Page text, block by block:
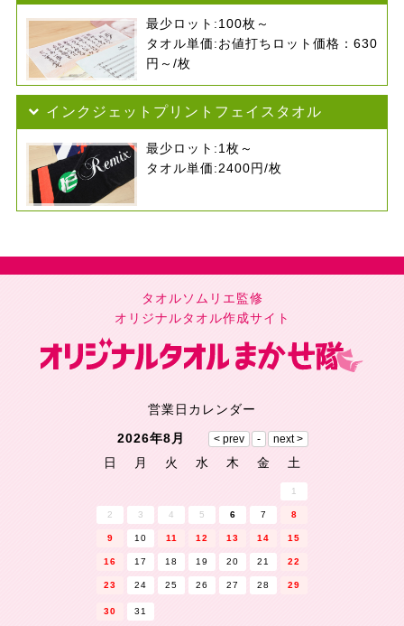
最少ロット:100枚～
タオル単価:お値打ちロット価格：630
円～/枚
インクジェットプリントフェイスタオル
最少ロット:1枚～
タオル単価:2400円/枚
タオルソムリエ監修
オリジナルタオル作成サイト
営業日カレンダー
2026年8月
日
月 火 水 木 金 土
1
2 3 4 5 6 7 8
9 10 11 12 13 14 15
16 17 18 19 20 21 22
23 24 25 26 27 28 29
30 31